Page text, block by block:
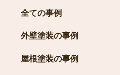
全ての事例
外壁塗装の事例
屋根塗装の事例